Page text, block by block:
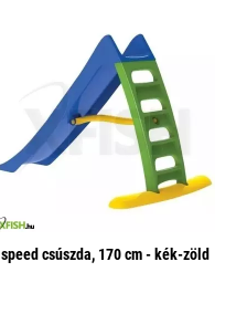
speed csúszda, 170 cm - kék-zöld